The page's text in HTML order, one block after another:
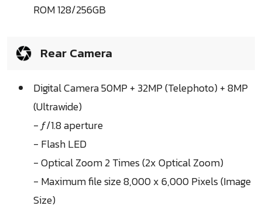
ROM 128/256GB
Rear Camera
Digital Camera 50MP + 32MP (Telephoto) + 8MP
(Ultrawide)
- ƒ/1.8 aperture
- Flash LED
- Optical Zoom 2 Times (2x Optical Zoom)
- Maximum file size 8,000 x 6,000 Pixels (Image
Size)